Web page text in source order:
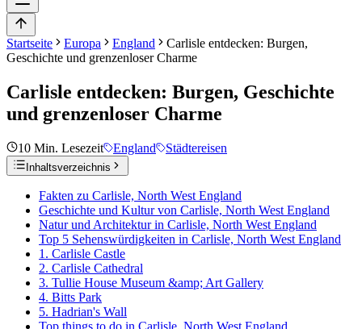
Startseite Europa England
Carlisle entdecken: Burgen,
Geschichte und grenzenloser Charme
Carlisle entdecken: Burgen, Geschichte
und grenzenloser Charme
10 Min. Lesezeit England Städtereisen
Inhaltsverzeichnis
Fakten zu Carlisle, North West England
Geschichte und Kultur von Carlisle, North West England
Natur und Architektur in Carlisle, North West England
Top 5 Sehenswürdigkeiten in Carlisle, North West England
1. Carlisle Castle
2. Carlisle Cathedral
3. Tullie House Museum &amp; Art Gallery
4. Bitts Park
5. Hadrian's Wall
Top things to do in Carlisle, North West England